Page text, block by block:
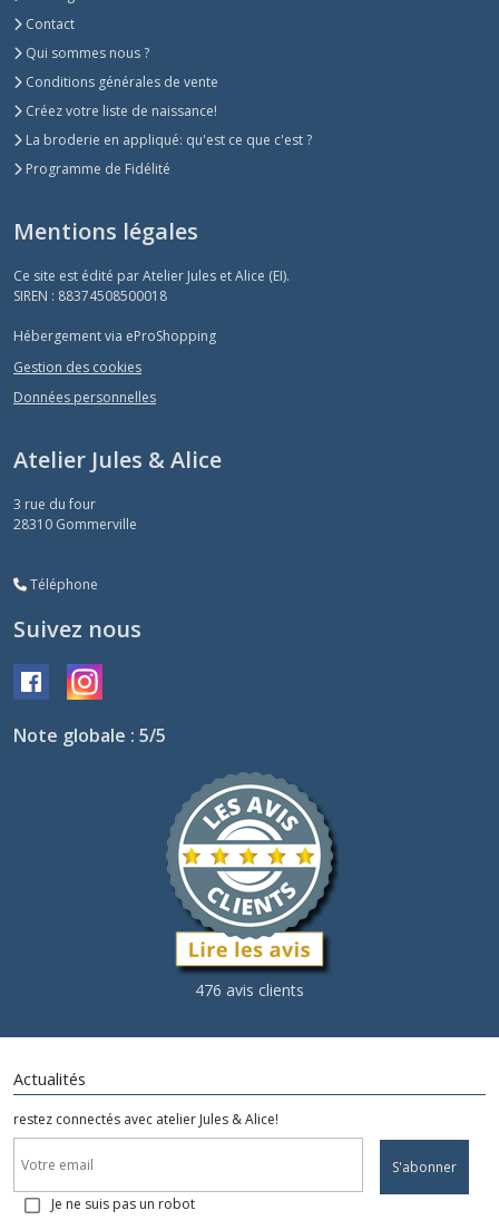
Contact
Qui sommes nous ?
Conditions générales de vente
Créez votre liste de naissance!
La broderie en appliqué: qu'est ce que c'est ?
Programme de Fidélité
Mentions légales
Ce site est édité par Atelier Jules et Alice (EI).
SIREN : 88374508500018
Hébergement via eProShopping
Gestion des cookies
Données personnelles
Atelier Jules & Alice
3 rue du four
28310 Gommerville
Téléphone
Suivez nous
Note globale : 5/5
476 avis clients
Actualités
restez connectés avec atelier Jules & Alice!
S'abonner
Je ne suis pas un robot